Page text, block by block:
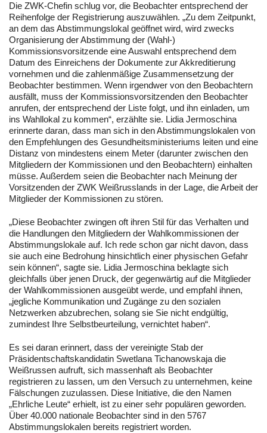
Die ZWK-Chefin schlug vor, die Beobachter entsprechend der
Reihenfolge der Registrierung auszuwählen. „Zu dem Zeitpunkt,
an dem das Abstimmungslokal geöffnet wird, wird zwecks
Organisierung der Abstimmung der (Wahl-)
Kommissionsvorsitzende eine Auswahl entsprechend dem
Datum des Einreichens der Dokumente zur Akkreditierung
vornehmen und die zahlenmäßige Zusammensetzung der
Beobachter bestimmen. Wenn irgendwer von den Beobachtern
ausfällt, muss der Kommissionsvorsitzenden den Beobachter
anrufen, der entsprechend der Liste folgt, und ihn einladen, um
ins Wahllokal zu kommen“, erzählte sie. Lidia Jermoschina
erinnerte daran, dass man sich in den Abstimmungslokalen von
den Empfehlungen des Gesundheitsministeriums leiten und eine
Distanz von mindestens einem Meter (darunter zwischen den
Mitgliedern der Kommissionen und den Beobachtern) einhalten
müsse. Außerdem seien die Beobachter nach Meinung der
Vorsitzenden der ZWK Weißrusslands in der Lage, die Arbeit der
Mitglieder der Kommissionen zu stören.
„Diese Beobachter zwingen oft ihren Stil für das Verhalten und
die Handlungen den Mitgliedern der Wahlkommissionen der
Abstimmungslokale auf. Ich rede schon gar nicht davon, dass
sie auch eine Bedrohung hinsichtlich einer physischen Gefahr
sein können“, sagte sie. Lidia Jermoschina beklagte sich
gleichfalls über jenen Druck, der gegenwärtig auf die Mitglieder
der Wahlkommissionen ausgeübt werde, und empfahl ihnen,
„jegliche Kommunikation und Zugänge zu den sozialen
Netzwerken abzubrechen, solang sie Sie nicht endgültig,
zumindest Ihre Selbstbeurteilung, vernichtet haben“.
Es sei daran erinnert, dass der vereinigte Stab der
Präsidentschaftskandidatin Swetlana Tichanowskaja die
Weißrussen aufruft, sich massenhaft als Beobachter
registrieren zu lassen, um den Versuch zu unternehmen, keine
Fälschungen zuzulassen. Diese Initiative, die den Namen
„Ehrliche Leute“ erhielt, ist zu einer sehr populären geworden.
Über 40.000 nationale Beobachter sind in den 5767
Abstimmungslokalen bereits registriert worden.